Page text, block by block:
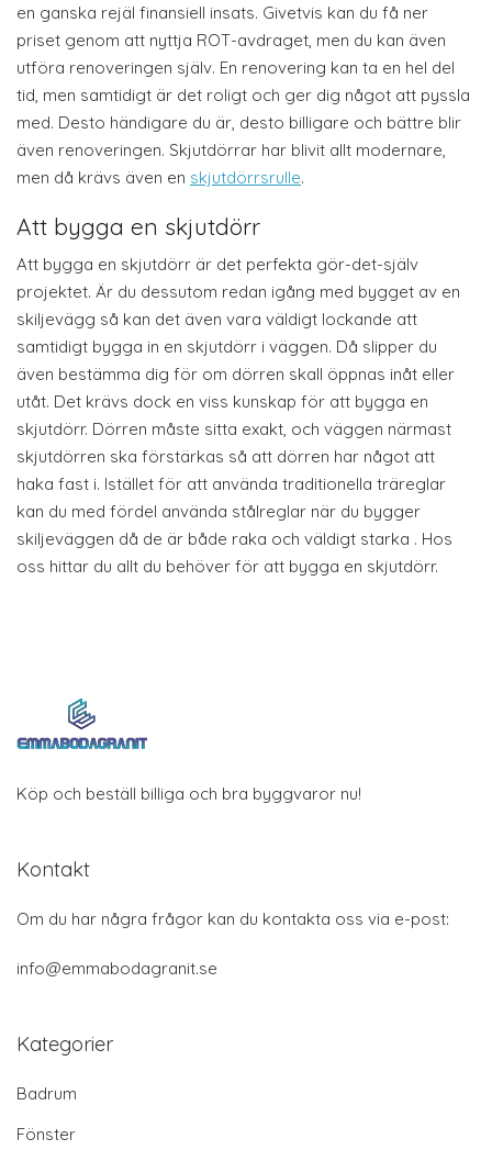
en ganska rejäl finansiell insats. Givetvis kan du få ner
priset genom att nyttja ROT-avdraget, men du kan även
utföra renoveringen själv. En renovering kan ta en hel del
tid, men samtidigt är det roligt och ger dig något att pyssla
med. Desto händigare du är, desto billigare och bättre blir
även renoveringen. Skjutdörrar har blivit allt modernare,
men då krävs även en skjutdörrsrulle.
Att bygga en skjutdörr
Att bygga en skjutdörr är det perfekta gör-det-själv
projektet. Är du dessutom redan igång med bygget av en
skiljevägg så kan det även vara väldigt lockande att
samtidigt bygga in en skjutdörr i väggen. Då slipper du
även bestämma dig för om dörren skall öppnas inåt eller
utåt. Det krävs dock en viss kunskap för att bygga en
skjutdörr. Dörren måste sitta exakt, och väggen närmast
skjutdörren ska förstärkas så att dörren har något att
haka fast i. Istället för att använda traditionella träreglar
kan du med fördel använda stålreglar när du bygger
skiljeväggen då de är både raka och väldigt starka . Hos
oss hittar du allt du behöver för att bygga en skjutdörr.
Köp och beställ billiga och bra byggvaror nu!
Kontakt
Om du har några frågor kan du kontakta oss via e-post:
info@emmabodagranit.se
Kategorier
Badrum
Fönster